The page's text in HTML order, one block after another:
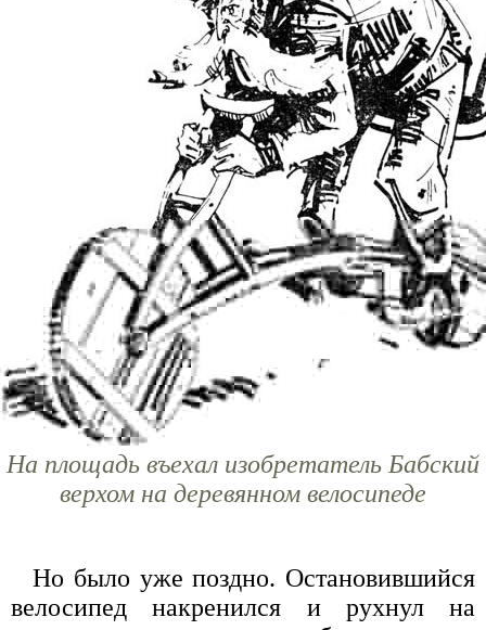
На площадь въехал изобретатель Бабский
верхом на деревянном велосипеде
Но было уже поздно. Остановившийся
велосипед накренился и рухнул на